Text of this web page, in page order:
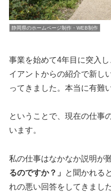
静岡県のホームページ制作・WEB制作
事業を始めて4年目に突入
イアントからの紹介で新し
ってきました。本当に有難
ということで、現在の仕事
います。
私の仕事はなかなか説明が
るのですか？」
と聞かれると
れの悪い回答をしてきまし